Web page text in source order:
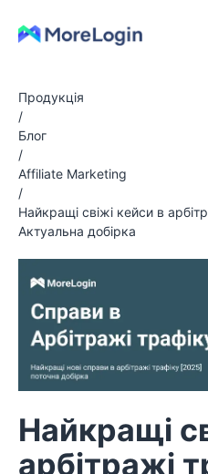
Продукція
/
Блог
/
Affiliate Marketing
/
Найкращі свіжі кейси в
Актуальна добірка
Найкращі
арбітражі